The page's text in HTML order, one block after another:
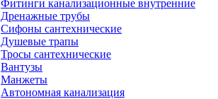
Фитинги канализационные внутренние
Дренажные трубы
Сифоны сантехнические
Душевые трапы
Тросы сантехнические
Вантузы
Манжеты
Автономная канализация